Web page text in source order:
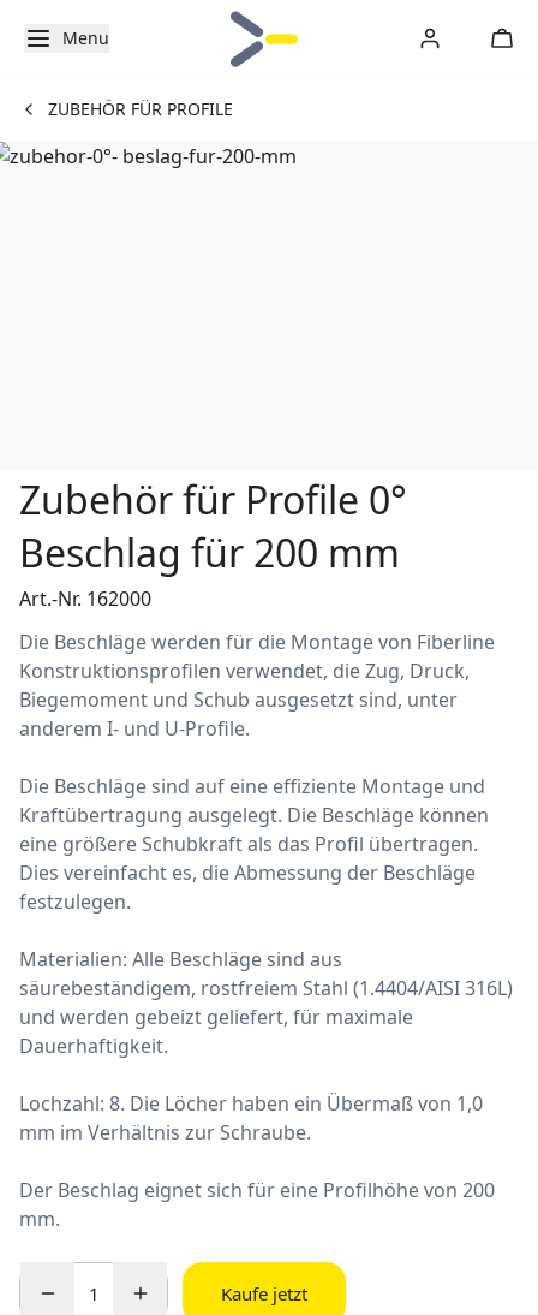
Menu
ZUBEHÖR FÜR PROFILE
Zubehör für Profile 0°
Beschlag für 200 mm
Art.-Nr. 162000
Die Beschläge werden für die Montage von Fiberline
Konstruktionsprofilen verwendet, die Zug, Druck,
Biegemoment und Schub ausgesetzt sind, unter
anderem I- und U-Profile.
Die Beschläge sind auf eine effiziente Montage und
Kraftübertragung ausgelegt. Die Beschläge können
eine größere Schubkraft als das Profil übertragen.
Dies vereinfacht es, die Abmessung der Beschläge
festzulegen.
Materialien: Alle Beschläge sind aus
säurebeständigem, rostfreiem Stahl (1.4404/AISI 316L)
und werden gebeizt geliefert, für maximale
Dauerhaftigkeit.
Lochzahl: 8. Die Löcher haben ein Übermaß von 1,0
mm im Verhältnis zur Schraube.
Der Beschlag eignet sich für eine Profilhöhe von 200
mm.
Kaufe jetzt